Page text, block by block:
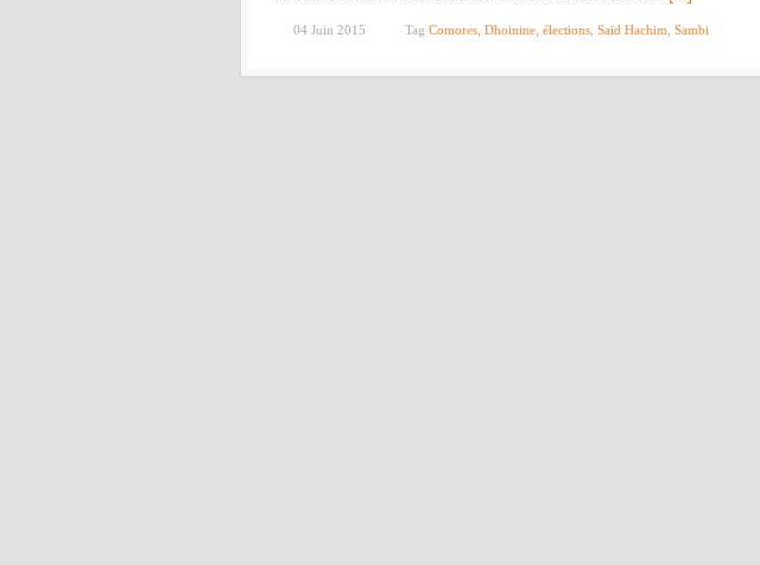
04 Juin 2015 Tag Comores Dhoinine élections Saïd Hachim Sambi